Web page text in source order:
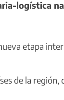
logística
etapa
de la región,